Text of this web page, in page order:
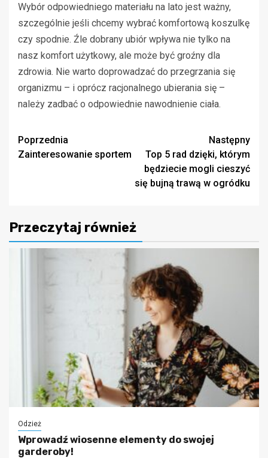
Wybór odpowiedniego materiału na lato jest ważny,
szczególnie jeśli chcemy wybrać komfortową koszulkę
czy spodnie. Źle dobrany ubiór wpływa nie tylko na
nasz komfort użytkowy, ale może być groźny dla
zdrowia. Nie warto doprowadzać do przegrzania się
organizmu – i oprócz racjonalnego ubierania się –
należy zadbać o odpowiednie nawodnienie ciała.
Zobacz
wpisy
Poprzednia
Zainteresowanie sportem
Następny
Top 5 rad dzięki, którym
będziecie mogli cieszyć
się bujną trawą w ogródku
Przeczytaj również
Odzież
Wprowadź wiosenne elementy do swojej
garderoby!